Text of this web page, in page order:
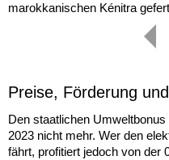
marokkanischen Kénitra
Preise, Förderung
Den staatlichen
2023 nicht mehr. Wer den
fährt, profitiert jedoch von der